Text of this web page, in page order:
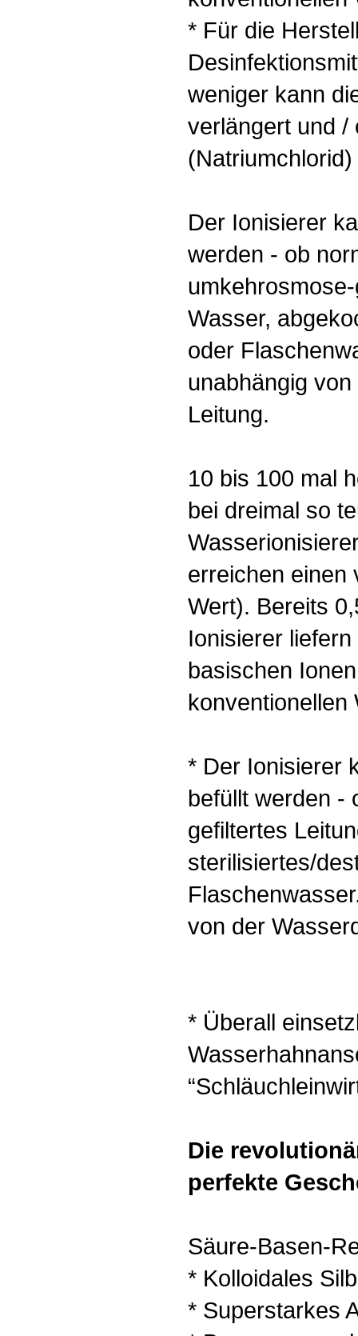
* Für die
weniger kann
verlängert und /
Der Ionisierer
werden - ob
Wasser,
oder
unabhängig
Leitung.
10 bis 100 mal
bei dreimal so
erreichen einen
Wert). Bereits
Ionisierer
basischen
konventionellen
* Der Ionisierer
befüllt werden -
gefiltertes
sterilisiertes/
von der
* Überall
Die
perfekte
Säure-Basen-
* Kolloidales
* Superstarkes